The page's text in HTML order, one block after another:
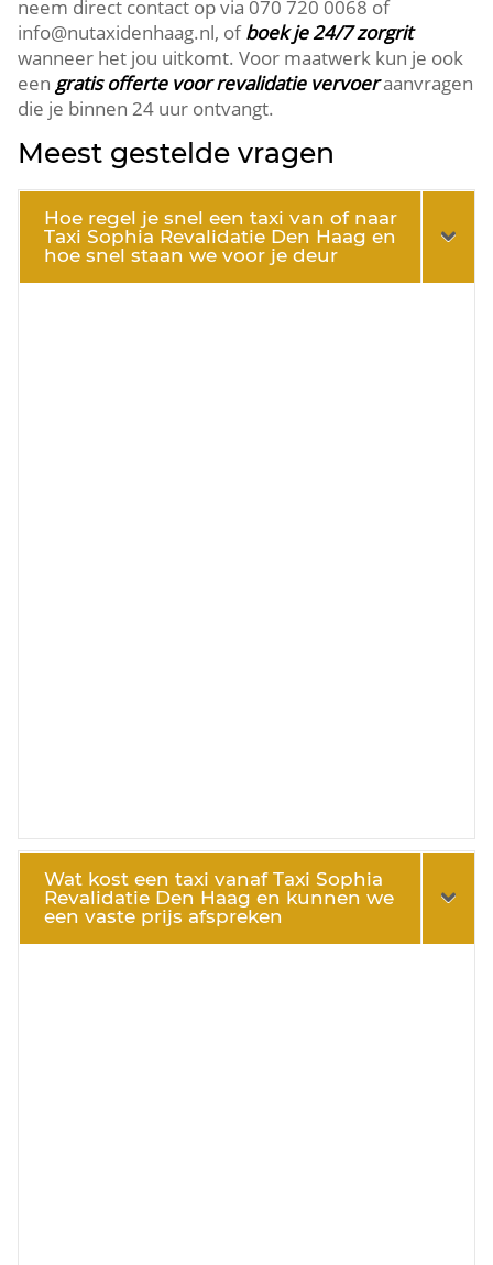
neem direct contact op via 070 720 0068 of
info@nutaxidenhaag.nl, ofboek je 24/7 zorgrit
wanneer het jou uitkomt. Voor maatwerk kun je ook
eengratis offerte voor revalidatie vervoeraanvragen
die je binnen 24 uur ontvangt.
Meest gestelde vragen
Hoe regel je snel een taxi van of naar
Taxi Sophia Revalidatie Den Haag en
hoe snel staan we voor je deur
Wat kost een taxi vanaf Taxi Sophia
Revalidatie Den Haag en kunnen we
een vaste prijs afspreken